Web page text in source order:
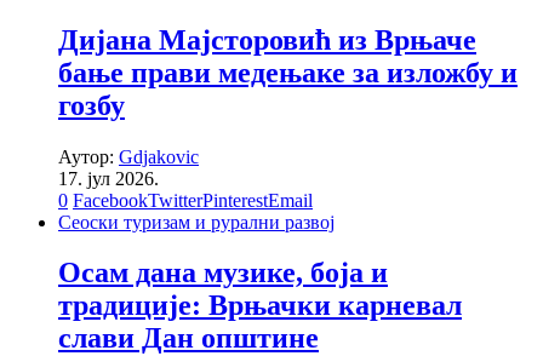
Дијана Мајсторовић из Врњаче
бање прави медењаке за изложбу и
гозбу
Аутор: Gdjakovic
17. јул 2026.
0 FacebookTwitterPinterestEmail
Сеоски туризам и рурални развој
Осам дана музике, боја и
традиције: Врњачки карневал
слави Дан општине